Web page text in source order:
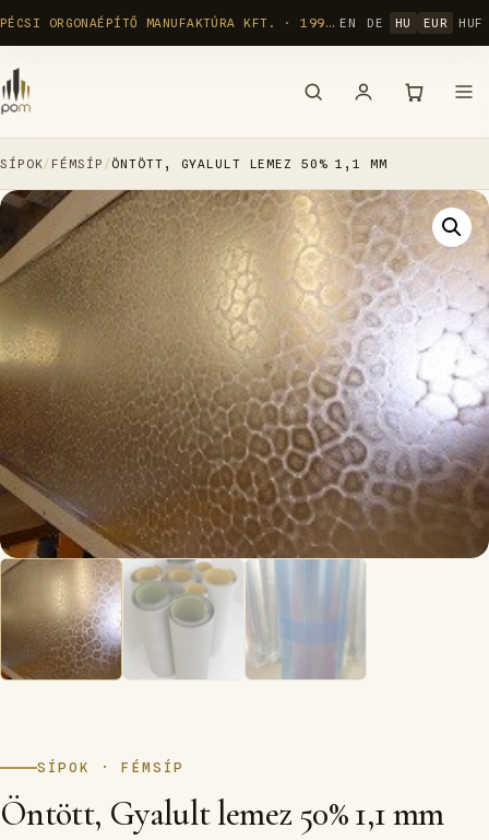
Ugrás
tartalomra
PÉCSI ORGONAÉPÍTŐ MANUFAKTÚRA KFT. · 1992 ÓTA EN DE HU EUR HUF
SÍPOK/ FÉMSÍP /ÖNTÖTT, GYALULT LEMEZ 50% 1,1 MM
SÍPOK · FÉMSÍP
Öntött, Gyalult lemez 50% 1,1 mm